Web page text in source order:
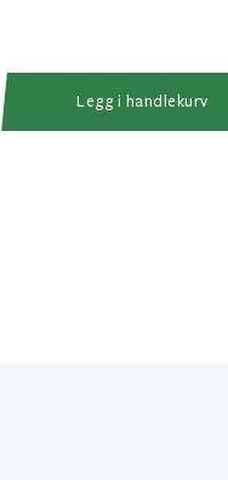
Legg i handlekurv